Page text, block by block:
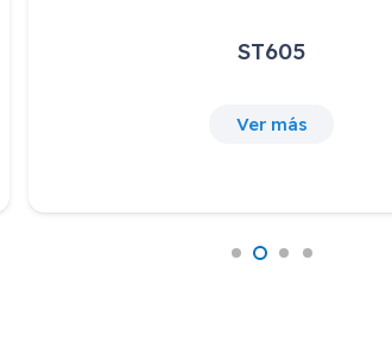
ST605
Ver más